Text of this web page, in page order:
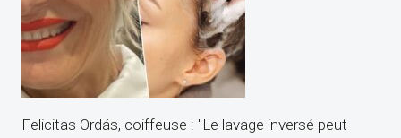
Felicitas Ordás, coiffeuse : "Le lavage inversé peut